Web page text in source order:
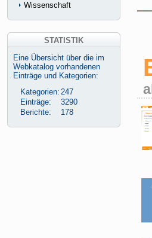
Wissenschaft
STATISTIK
Eine Übersicht über die im
Webkatalog vorhandenen
Einträge und Kategorien:
Kategorien: 247
Einträge:
3290
Berichte:
178